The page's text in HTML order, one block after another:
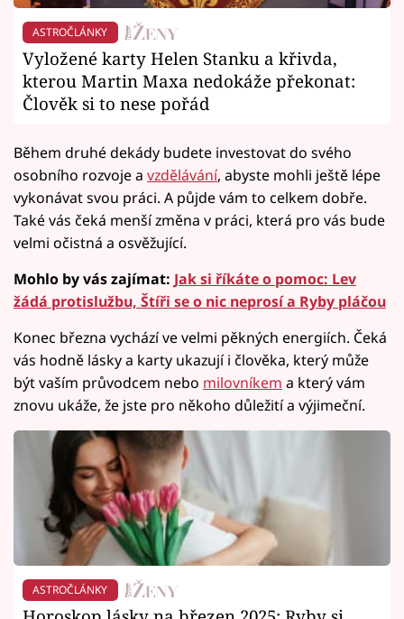
ASTROČLÁNKY
Vyložené karty Helen Stanku a křivda,
kterou Martin Maxa nedokáže překonat:
Člověk si to nese pořád
Během druhé dekády budete investovat do svého
osobního rozvoje a vzdělávání, abyste mohli ještě lépe
vykonávat svou práci. A půjde vám to celkem dobře.
Také vás čeká menší změna v práci, která pro vás bude
velmi očistná a osvěžující.
Mohlo by vás zajímat: Jak si říkáte o pomoc: Lev
žádá protislužbu, Štíři se o nic neprosí a Ryby pláčou
Konec března vychází ve velmi pěkných energiích. Čeká
vás hodně lásky a karty ukazují i člověka, který může
být vaším průvodcem nebo milovníkem a který vám
znovu ukáže, že jste pro někoho důležití a výjimeční.
ASTROČLÁNKY